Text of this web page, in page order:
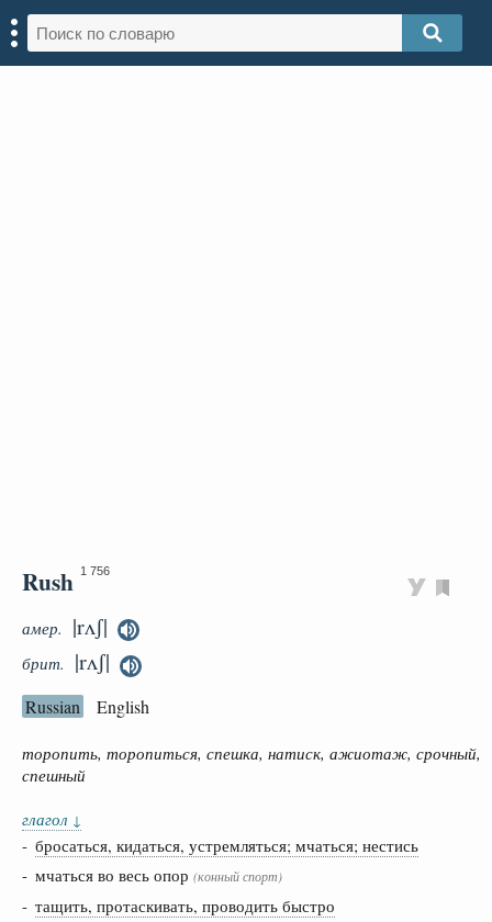
Rush 1 756
амер. |rʌʃ|
брит. |rʌʃ|
Russian English
торопить, торопиться, спешка, натиск, ажиотаж, срочный,
спешный
глагол ↓
- бросаться, кидаться, устремляться; мчаться; нестись
- мчаться во весь опор (конный спорт)
- тащить, протаскивать, проводить быстро